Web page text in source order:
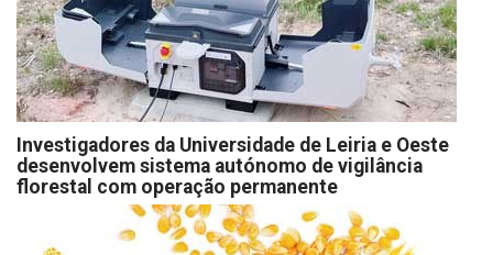
Investigadores da Universidade de Leiria e Oeste
desenvolvem sistema autónomo de vigilância
florestal com operação permanente